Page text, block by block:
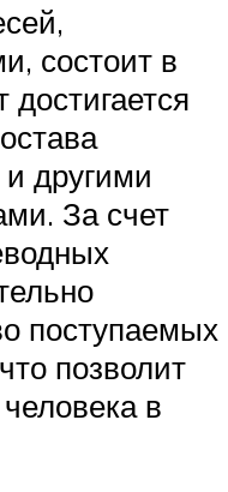
состоит в
другими
За счет
поступаемых
позволит
в